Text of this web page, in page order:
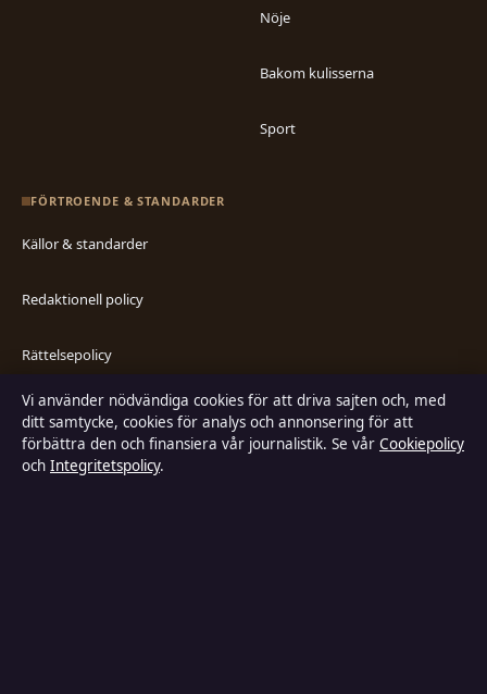
Nöje
Bakom kulisserna
Sport
FÖRTROENDE & STANDARDER
Källor & standarder
Redaktionell policy
Rättelsepolicy
Faktagranskningspolicy
Ägande & finansiering
Vi använder nödvändiga cookies för att driva sajten och, med
ditt samtycke, cookies för analys och annonsering för att
förbättra den och finansiera vår journalistik. Se vår Cookiepolicy
och Integritetspolicy.